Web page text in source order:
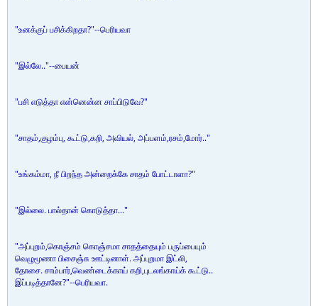
"உனக்குப் பசிக்கிறதா?"--பெரியவா
"இல்லே.."--பையன்
"பசி எடுத்தா என்னென்ன சாப்பிடுவே?"
"சாதம்,குழம்பு, கூட்டு,கறி, அவியல், அப்பளம்,ரசம்,மோர்.."
"உங்கம்மா, நீ பிறந்த அன்றைக்கே சாதம் போட்டாளா?"
"இல்லை. பால்தான் கொடுத்தா..."
"அப்புறம்,கொஞ்சம் கொஞ்சமா சாதத்தையும் பருப்பையும்
வெழுமூணா பிசைஞ்சு ஊட்டினாள். அப்புறமா இட்லி,
தோசை. சாம்பார்,வெண்டைக்காய் கறி,புடலங்காய்க் கூட்டு..
இப்படித்தானே?"--பெரியவா.